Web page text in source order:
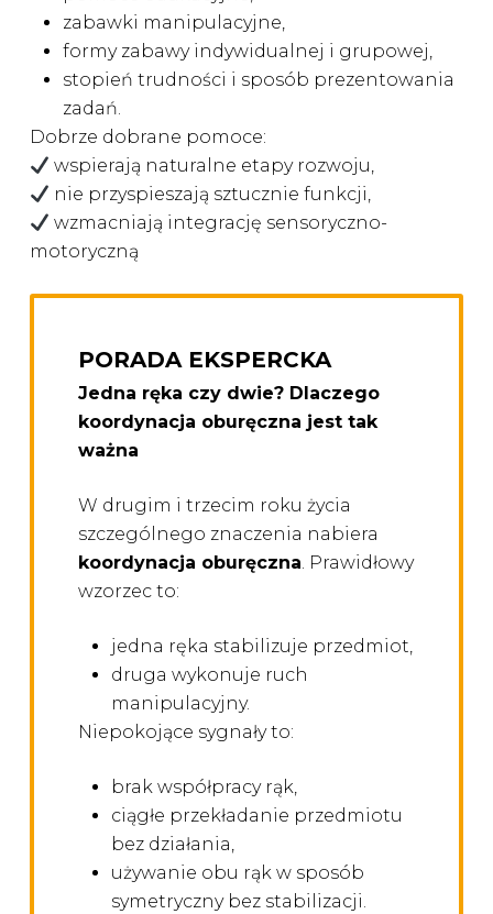
zabawki manipulacyjne,
formy zabawy indywidualnej i grupowej,
stopień trudności i sposób prezentowania
zadań.
Dobrze dobrane pomoce:
wspierają naturalne etapy rozwoju,
nie przyspieszają sztucznie funkcji,
wzmacniają integrację sensoryczno-
motoryczną
PORADA EKSPERCKA
Jedna ręka czy dwie? Dlaczego
koordynacja oburęczna jest tak
ważna
W drugim i trzecim roku życia
szczególnego znaczenia nabiera
koordynacja oburęczna. Prawidłowy
wzorzec to:
jedna ręka stabilizuje przedmiot,
druga wykonuje ruch
manipulacyjny.
Niepokojące sygnały to:
brak współpracy rąk,
ciągłe przekładanie przedmiotu
bez działania,
używanie obu rąk w sposób
symetryczny bez stabilizacji.